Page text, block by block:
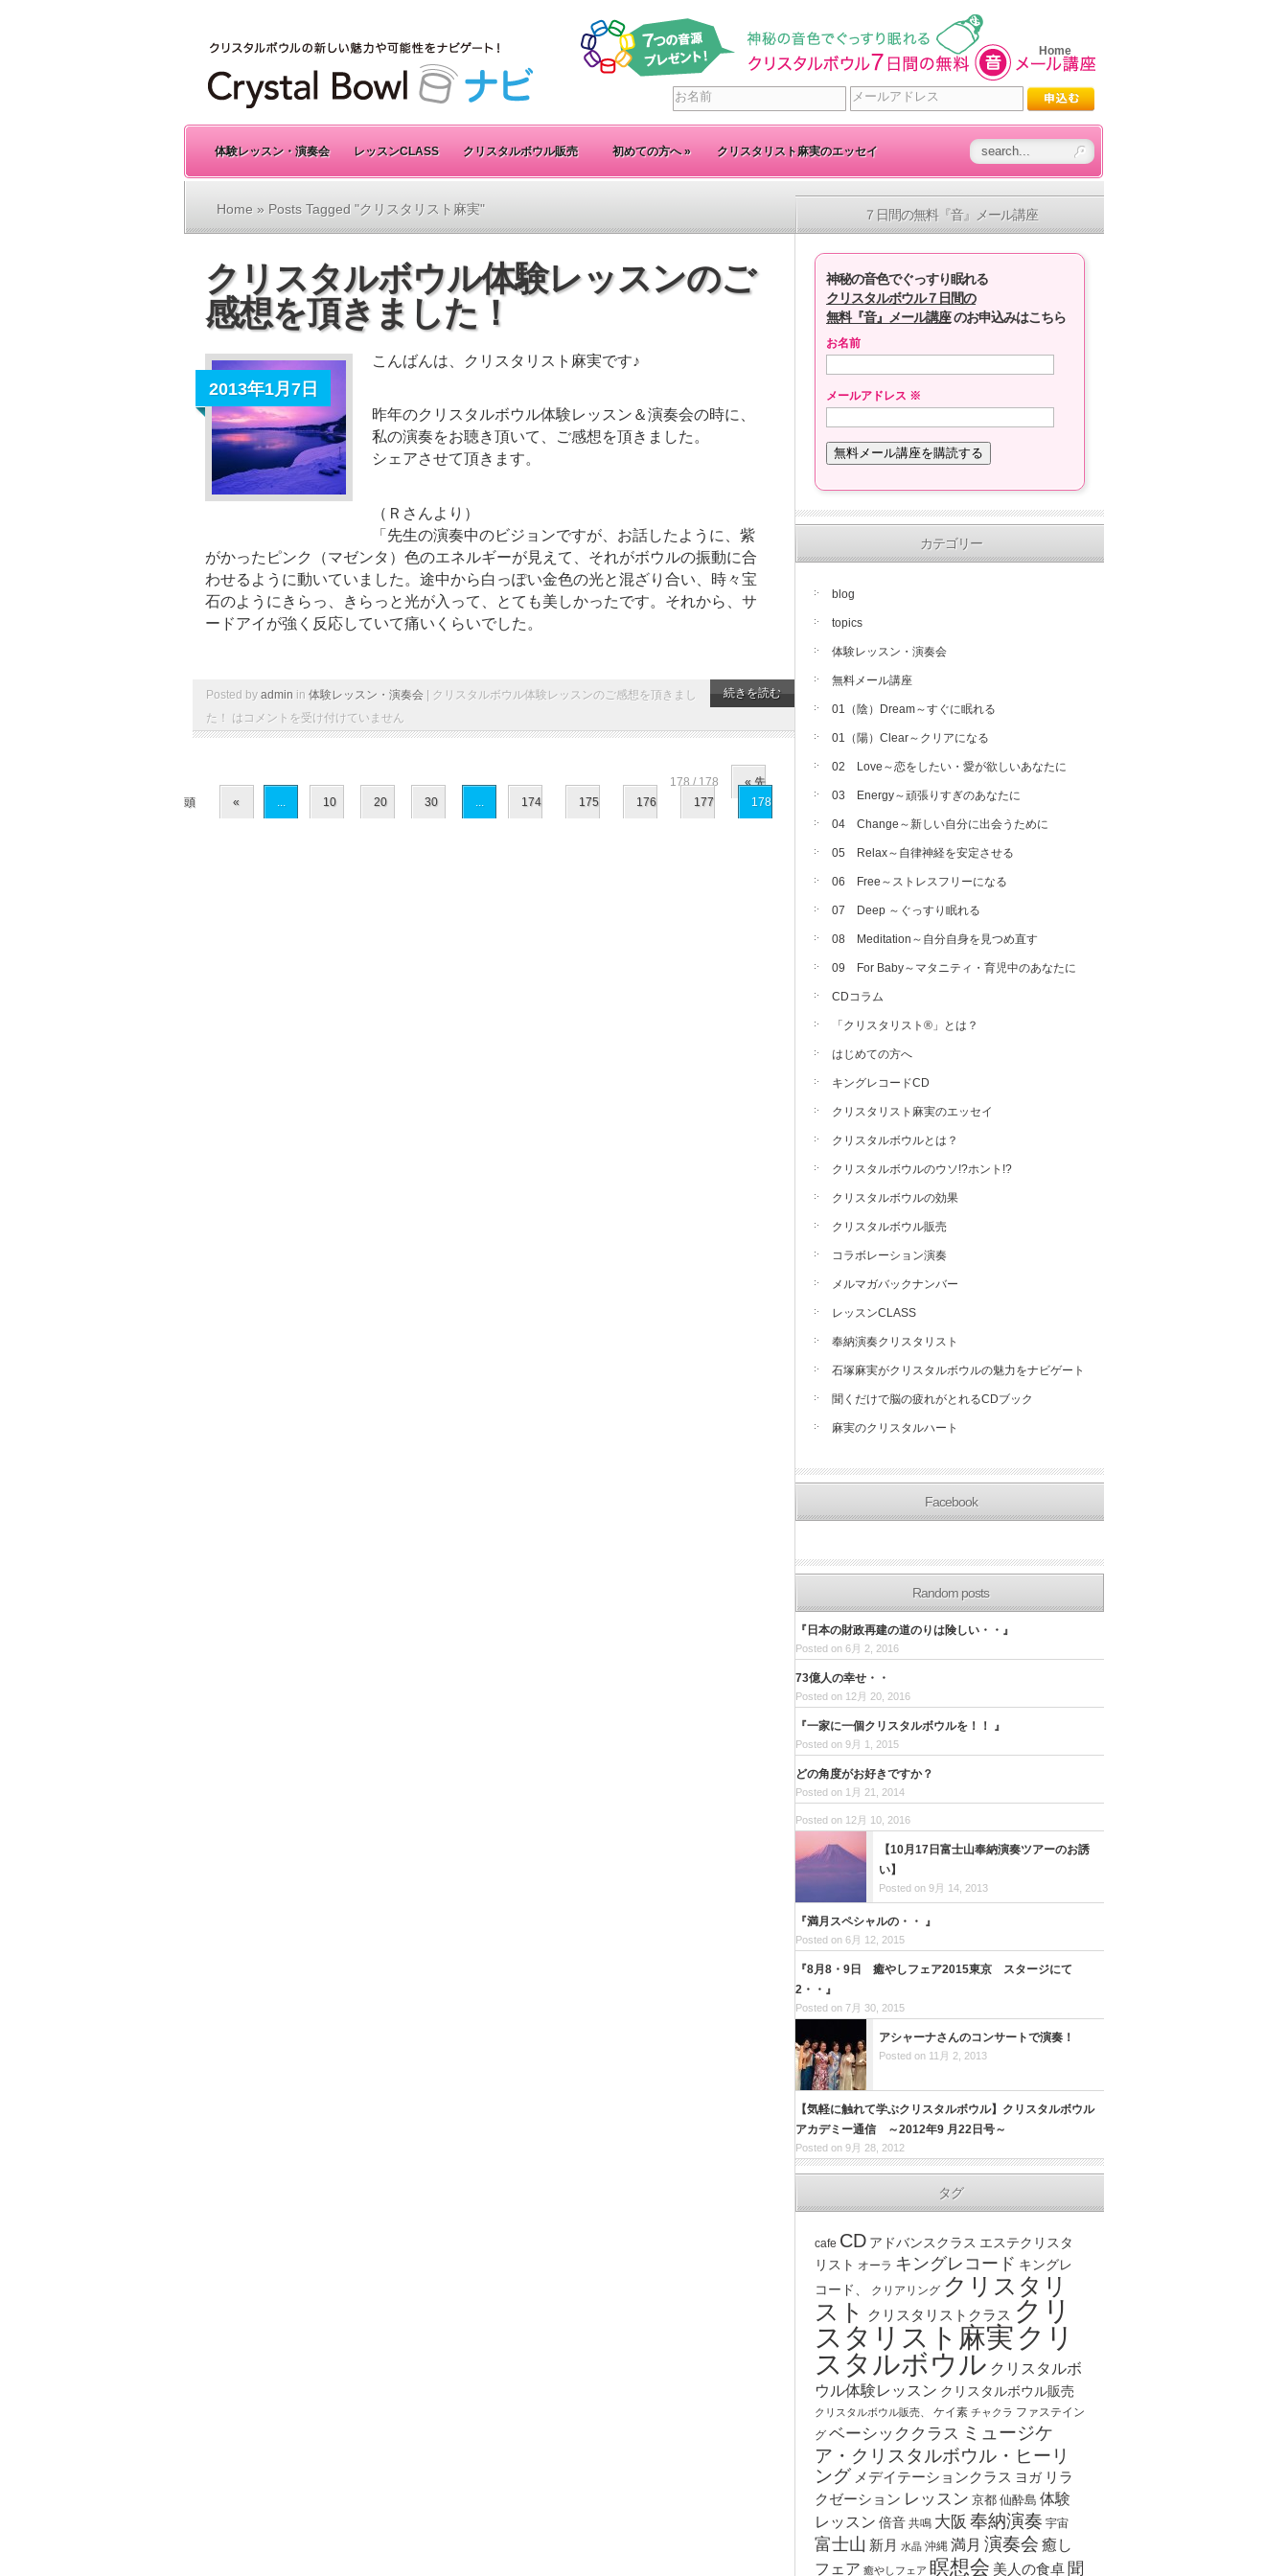
Home
体験レッスン・演奏会 レッスンCLASS クリスタルボウル販売 初めての方へ» クリスタリスト麻実のエッセイ
Home » Posts Tagged "クリスタリスト麻実"
クリスタルボウル体験レッスンのご
感想を頂きました！
2013年1月7日
こんばんは、クリスタリスト麻実です♪
昨年のクリスタルボウル体験レッスン＆演奏会の時に、
私の演奏をお聴き頂いて、ご感想を頂きました。
シェアさせて頂きます。
（Ｒさんより）
「先生の演奏中のビジョンですが、お話したように、紫
がかったピンク（マゼンタ）色のエネルギーが見えて、それがボウルの振動に合
わせるように動いていました。途中から白っぽい金色の光と混ざり合い、時々宝
石のようにきらっ、きらっと光が入って、とても美しかったです。それから、サ
ードアイが強く反応していて痛いくらいでした。
Posted by admin in 体験レッスン・演奏会
クリスタルボウル体験レッスンのご感想を頂きまし
た！ は コメントを受け付けていません
続きを読む
178 / 178
« 先
頭
« ... 10 20 30 ... 174 175 176 177 178
７日間の無料『音』メール講座
神秘の音色でぐっすり眠れる
クリスタルボウル７日間の
無料『音』メール講座のお申込みはこちら
お名前
メールアドレス ※
カテゴリー
blog
topics
体験レッスン・演奏会
無料メール講座
01（陰）Dream～すぐに眠れる
01（陽）Clear～クリアになる
02 Love～恋をしたい・愛が欲しいあなたに
03 Energy～頑張りすぎのあなたに
04 Change～新しい自分に出会うために
05 Relax～自律神経を安定させる
06 Free～ストレスフリーになる
07 Deep ～ぐっすり眠れる
08 Meditation～自分自身を見つめ直す
09 For Baby～マタニティ・育児中のあなたに
CDコラム
「クリスタリスト®」とは？
はじめての方へ
キングレコードCD
クリスタリスト麻実のエッセイ
クリスタルボウルとは？
クリスタルボウルのウソ!?ホント!?
クリスタルボウルの効果
クリスタルボウル販売
コラボレーション演奏
メルマガバックナンバー
レッスンCLASS
奉納演奏クリスタリスト
石塚麻実がクリスタルボウルの魅力をナビゲート
聞くだけで脳の疲れがとれるCDブック
麻実のクリスタルハート
Facebook
Random posts
『日本の財政再建の道のりは険しい・・』
Posted on 6月 2, 2016
73億人の幸せ・・
Posted on 12月 20, 2016
『一家に一個クリスタルボウルを！！ 』
Posted on 9月 1, 2015
どの角度がお好きですか？
Posted on 1月 21, 2014
Posted on 12月 10, 2016
【10月17日富士山奉納演奏ツアーのお誘
い】
Posted on 9月 14, 2013
『満月スペシャルの・・ 』
Posted on 6月 12, 2015
『8月8・9日 癒やしフェア2015東京 スタージにて
2・・』
Posted on 7月 30, 2015
アシャーナさんのコンサートで演奏！
Posted on 11月 2, 2013
【気軽に触れて学ぶクリスタルボウル】クリスタルボウル
アカデミー通信 ～2012年9 月22日号～
Posted on 9月 28, 2012
タグ
cafe CD アドバンスクラス エステクリスタ
リスト オーラ キングレコード キングレ
コード、
クリアリング クリスタリ
スト
クリスタリストクラス クリ
スタリスト麻実 クリ
スタルボウル クリスタルボ
ウル体験レッスン クリスタルボウル販売
クリスタルボウル販売、 ケイ素 チャクラ ファステイン
グ ベーシッククラス ミュージケ
ア・クリスタルボウル・ヒーリ
ング メデイテーションクラス ヨガ リラ
クゼーション レッスン 京都 仙酔島 体験
レッスン 倍音 共鳴 大阪 奉納演奏 宇宙
富士山 新月 水晶 沖縄 満月 演奏会 癒し
フェア 癒やしフェア 瞑想会 美人の食卓 聞